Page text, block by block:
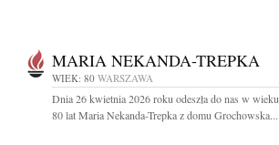
MARIA NEKANDA-TREPKA
WIEK: 80 WARSZAWA
Dnia 26 kwietnia 2026 roku odeszła do nas w wieku
80 lat Maria Nekanda-Trepka z domu Grochowska...